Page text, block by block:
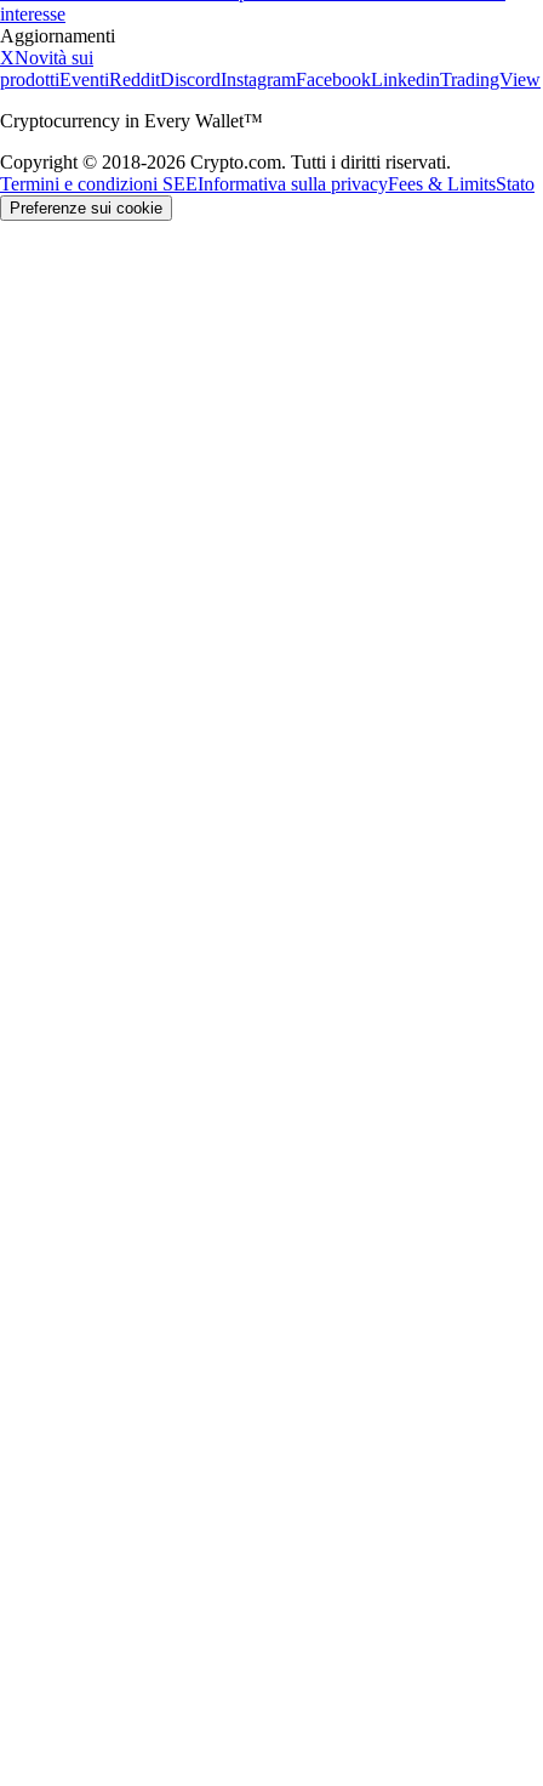
interesse
Aggiornamenti
XNovità sui
prodottiEventiRedditDiscordInstagramFacebookLinkedinTradingView
Cryptocurrency in Every Wallet™
Copyright © 2018-2026 Crypto.com. Tutti i diritti riservati.
Termini e condizioni SEEInformativa sulla privacyFees & LimitsStato
Preferenze sui cookie